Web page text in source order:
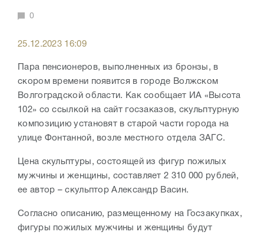
0
25.12.2023 16:09
Пара пенсионеров, выполненных из бронзы, в
скором времени появится в городе Волжском
Волгоградской области. Как сообщает ИА «Высота
102» со ссылкой на сайт госзаказов, скульптурную
композицию установят в старой части города на
улице Фонтанной, возле местного отдела ЗАГС.
Цена скульптуры, состоящей из фигур пожилых
мужчины и женщины, составляет 2 310 000 рублей,
ее автор – скульптор Александр Васин.
Согласно описанию, размещенному на Госзакупках,
фигуры пожилых мужчины и женщины будут